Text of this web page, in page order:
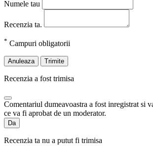
Numele tau
Recenzia ta.
* Campuri obligatorii
Anuleaza Trimite
Recenzia a fost trimisa
Comentariul dumeavoastra a fost inregistrat si
ce va fi aprobat de un moderator.
Da
Recenzia ta nu a putut fi trimisa